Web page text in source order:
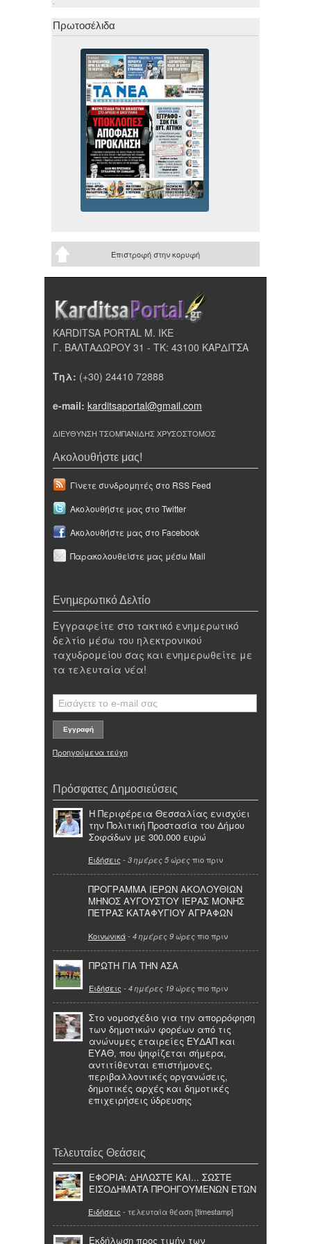
Πρωτοσέλιδα
Επιστροφή στην κορυφή
KARDITSA PORTAL Μ. ΙΚΕ
Γ. ΒΑΛΤΑΔΩΡΟΥ 31 - ΤΚ: 43100 ΚΑΡΔΙΤΣΑ
Τηλ: (+30) 24410 72888
e-mail: karditsaportal@gmail.com
ΔΙΕΥΘΥΝΣΗ ΤΣΟΜΠΑΝΙΔΗΣ ΧΡΥΣΟΣΤΟΜΟΣ
Ακολουθήστε μας!
Γίνετε συνδρομητές στο RSS Feed
Ακολουθήστε μας στο Twitter
Ακολουθήστε μας στο Facebook
Παρακολουθείστε μας μέσω Mail
Ενημερωτικό Δελτίο
Εγγραφείτε στο τακτικό ενημερωτικό
δελτίο μέσω του ηλεκτρονικού
ταχυδρομείου σας και ενημερωθείτε με
τα τελευταία νέα!
Προηγούμενα τεύχη
Πρόσφατες Δημοσιεύσεις
Η Περιφέρεια Θεσσαλίας ενισχύει
την Πολιτική Προστασία του Δήμου
Σοφάδων με 300.000 ευρώ
Ειδήσεις - 3 ημέρες 5 ώρες πιο πριν
ΠΡΟΓΡΑΜΜΑ ΙΕΡΩΝ ΑΚΟΛΟΥΘΙΩΝ
ΜΗΝΟΣ ΑΥΓΟΥΣΤΟΥ ΙΕΡΑΣ ΜΟΝΗΣ
ΠΕΤΡΑΣ ΚΑΤΑΦΥΓΙΟΥ ΑΓΡΑΦΩΝ
Κοινωνικά- 4 ημέρες 9 ώρες πιο πριν
ΠΡΩΤΗ ΓΙΑ ΤΗΝ ΑΣΑ
Ειδήσεις - 4 ημέρες 19 ώρες πιο πριν
Στο νομοσχέδιο για την απορρόφηση
των δημοτικών φορέων από τις
ανώνυμες εταιρείες ΕΥΔΑΠ και
ΕΥΑΘ, που ψηφίζεται σήμερα,
αντιτίθενται επιστήμονες,
περιβαλλοντικές οργανώσεις,
δημοτικές αρχές και δημοτικές
επιχειρήσεις ύδρευσης
Τελευταίες Θεάσεις
ΕΦΟΡΙΑ: ΔΗΛΩΣΤΕ ΚΑΙ... ΣΩΣΤΕ
ΕΙΣΟΔΗΜΑΤΑ ΠΡΟΗΓΟΥΜΕΝΩΝ ΕΤΩΝ
Ειδήσεις - τελευταία θέαση [timestamp]
Εκδήλωση προς τιμήν των